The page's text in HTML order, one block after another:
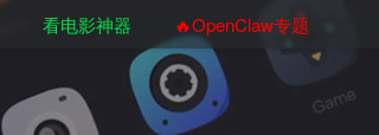
看电影神器 🔥OpenClaw专题